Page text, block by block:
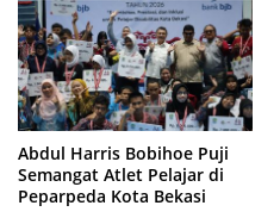
Abdul Harris Bobihoe Puji
Semangat Atlet Pelajar di
Peparpeda Kota Bekasi